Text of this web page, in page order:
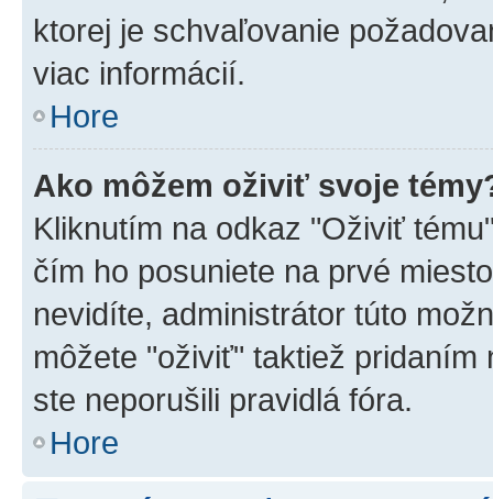
ktorej je schvaľovanie
viac informácií.
Hore
Ako môžem oživiť svoje
Kliknutím na odkaz "Oživiť
čím ho posuniete na prvé
nevidíte, administrátor túto
môžete "oživiť" taktiež
ste neporušili pravidlá fóra.
Hore